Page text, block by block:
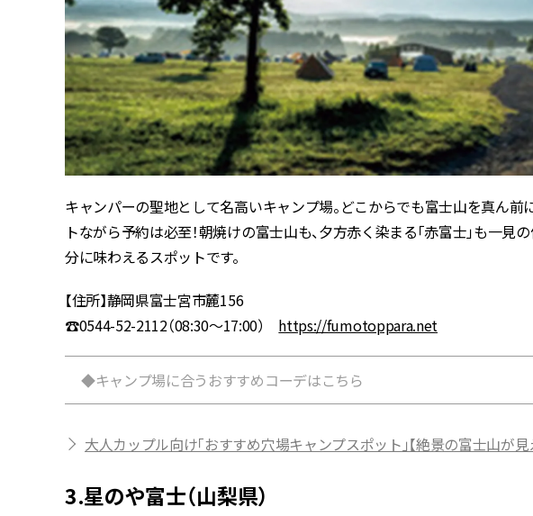
キャンパーの聖地として名高いキャンプ場。どこからでも富士山を真ん前
トながら予約は必至！朝焼けの富士山も、夕方赤く染まる「赤富士」も一
分に味わえるスポットです。
【住所】静岡県富士宮市麓156
☎0544-52-2112（08:30～17:00） https://fumotoppara.net
◆キャンプ場に合うおすすめコーデはこちら
大人カップル向け「おすすめ穴場キャンプスポット」【絶景の富士山が見
3.星のや富士（山梨県）